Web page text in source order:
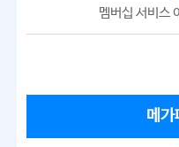
멤버십 서비스
메가